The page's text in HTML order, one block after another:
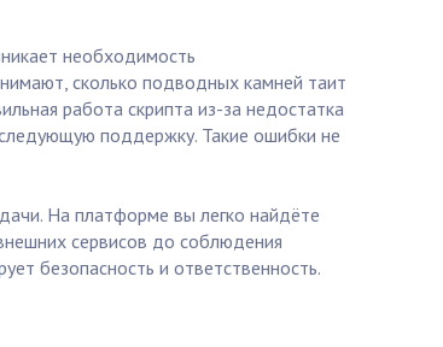
необходимость
сколько подводных камней таит
работа скрипта из-за недостатка
поддержку. Такие ошибки не
На платформе вы легко найдёте
сервисов до соблюдения
безопасность и ответственность.